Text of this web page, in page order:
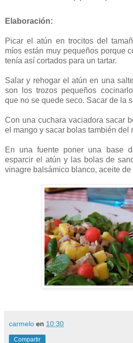
Elaboración:
Picar el atún en trocitos del
míos están muy pequeños porque
tenía así cortados para un tartar.
Salar y rehogar el atún en una
son los trozos pequeños
que no se quede seco. Sacar de la
Con una cuchara vaciadora sacar
el mango y sacar bolas también del
En una fuente poner una base
esparcir el atún y las bolas de
vinagre balsámico blanco, aceite
carmelo en 10:30
Compartir